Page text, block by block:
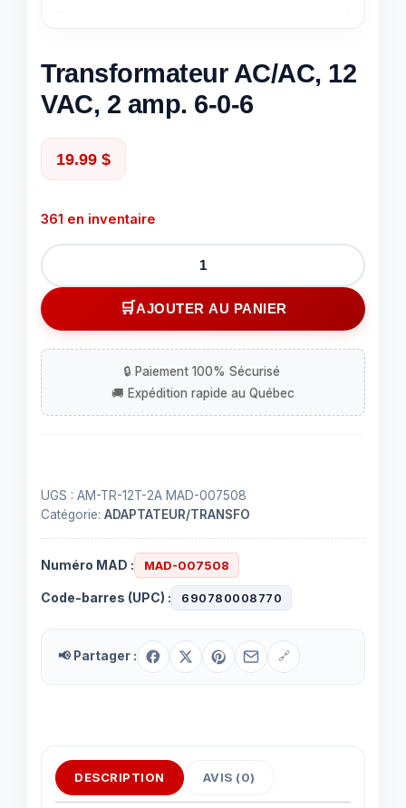
Transformateur AC/AC, 12
VAC, 2 amp. 6-0-6
19.99 $
361 en inventaire
quantité
de
Transformateur
AC/AC,
VAC,
2
amp.
AJOUTER AU PANIER
UGS : AM-TR-12T-2A MAD-007508
Catégorie: ADAPTATEUR/TRANSFO
Numéro MAD : MAD-007508
Code-barres (UPC) : 690780008770
📢 Partager : 🔗
DESCRIPTION AVIS (0)